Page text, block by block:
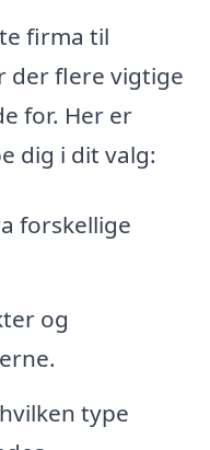
firma til
der flere vigtige
for. Her er
dig i dit valg:
forskellige
og
type